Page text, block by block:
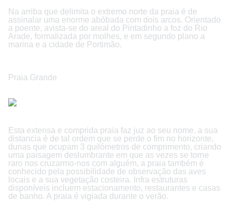
Na arriba que delimita o extremo norte da praia é de
assinalar uma enorme abóbada com dois arcos. Orientado
a poente, avista-se do areal do Pintadinho a foz do Rio
Arade, formalizada por molhes, e em segundo plano a
marina e a cidade de Portimão.
Praia Grande
Esta extensa e comprida praia faz juz ao seu nome. a sua
distancia é de tal ordem que se perde o fim no horizonte,
dunas que ocupam 3 quilómetros de comprimento, criando
uma paisagem deslumbrante em que as vezes se torne
raro nos cruzarmo-nos com alguém, a praia também é
conhecido pela possibilidade de observação das aves
locais e a sua vegetação costeira. Infra estruturas
disponíveis incluem estacionamento, restaurantes e casas
de banho. A praia é vigiada durante o verão.